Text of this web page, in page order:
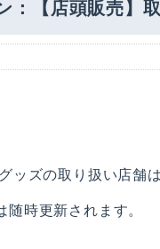
：【店頭販売】
ッズの取り扱い店舗
時更新されます。